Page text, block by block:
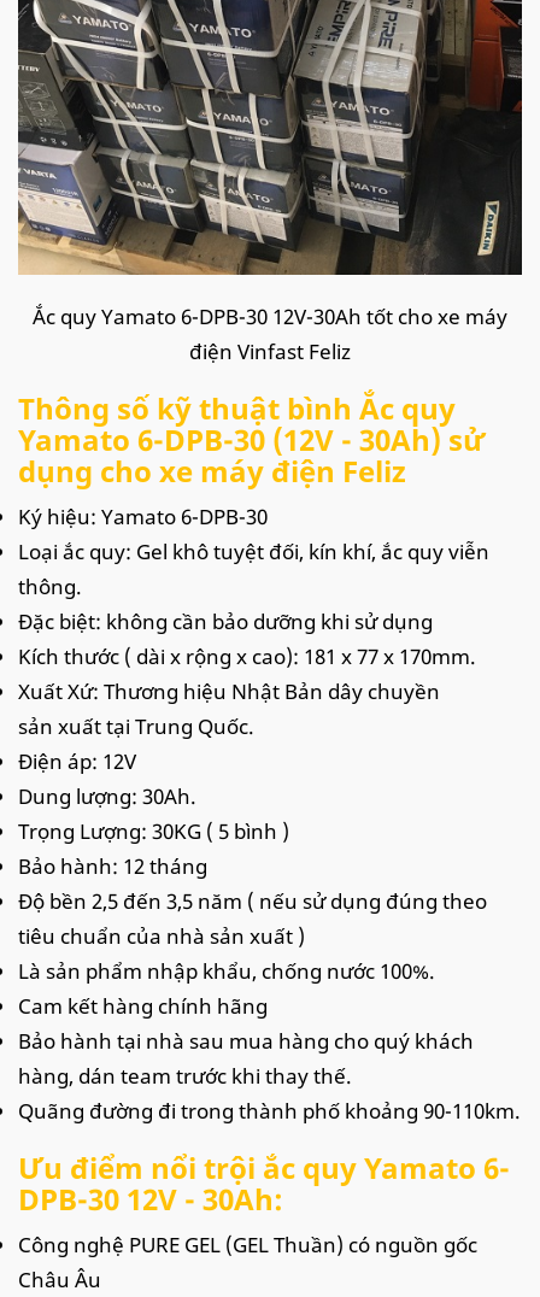
Ắc quy Yamato 6-DPB-30 12V-30Ah tốt cho xe máy
điện Vinfast Feliz
Thông số kỹ thuật bình Ắc quy
Yamato 6-DPB-30 (12V - 30Ah) sử
dụng cho xe máy điện Feliz
Ký hiệu: Yamato 6-DPB-30
Loại ắc quy: Gel khô tuyệt đối, kín khí, ắc quy viễn
thông.
Đặc biệt: không cần bảo dưỡng khi sử dụng
Kích thước ( dài x rộng x cao): 181 x 77 x 170mm.
Xuất Xứ: Thương hiệu Nhật Bản dây chuyền
sản xuất tại Trung Quốc.
Điện áp: 12V
Dung lượng: 30Ah.
Trọng Lượng: 30KG ( 5 bình )
Bảo hành: 12 tháng
Độ bền 2,5 đến 3,5 năm ( nếu sử dụng đúng theo
tiêu chuẩn của nhà sản xuất )
Là sản phẩm nhập khẩu, chống nước 100%.
Cam kết hàng chính hãng
Bảo hành tại nhà sau mua hàng cho quý khách
hàng, dán team trước khi thay thế.
Quãng đường đi trong thành phố khoảng 90-110km.
Ưu điểm nổi trội ắc quy Yamato 6-
DPB-30 12V - 30Ah:
Công nghệ PURE GEL (GEL Thuần) có nguồn gốc
Châu Âu